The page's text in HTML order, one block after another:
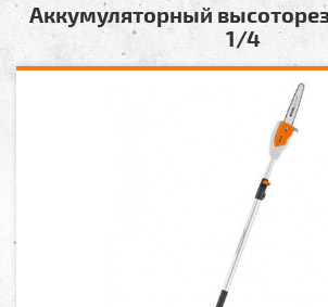
Аккумуляторный
1/4